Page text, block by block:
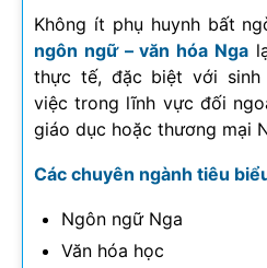
Không ít phụ huynh bất
ngôn ngữ – văn hóa Nga
thực tế, đặc biệt với sinh
việc trong lĩnh vực đối
giáo dục hoặc thương mại
Các chuyên ngành tiêu
Ngôn ngữ Nga
Văn hóa học